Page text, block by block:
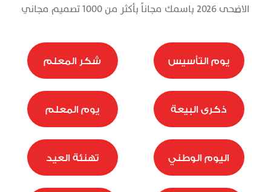
الاضحى 2026 باسمك مجاناً بأكثر من 1000 تصميم مجاني
يوم التأسيس شكر المعلم
ذكرى البيعة يوم المعلم
اليوم الوطني تهنئة العيد